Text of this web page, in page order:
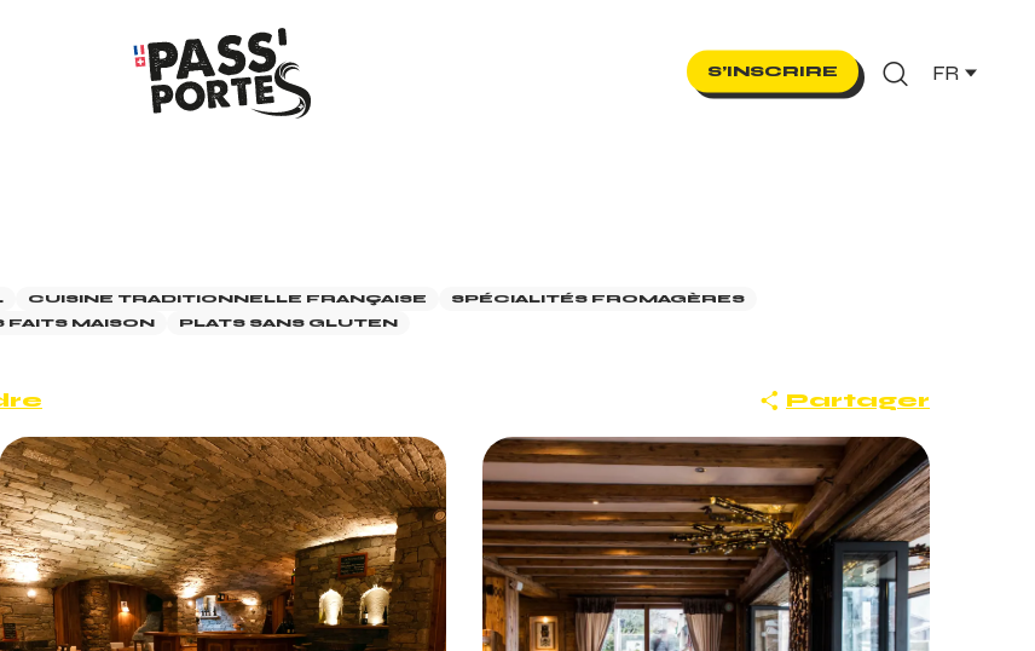
S’INSCRIRE FR
CUISINE TRADITIONNELLE FRANÇAISE
SPÉCIALITÉS FROMAGÈRES
FAITS MAISON PLATS SANS GLUTEN
Partager